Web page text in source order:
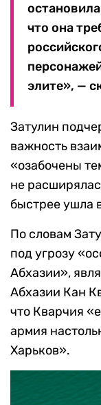
что она
элите», —
Затулин
важность
«озабочены
не
быстрее ушла
По словам
под угрозу
Абхазии»,
Абхазии Кан
что Кварчия
армия
Харьков».